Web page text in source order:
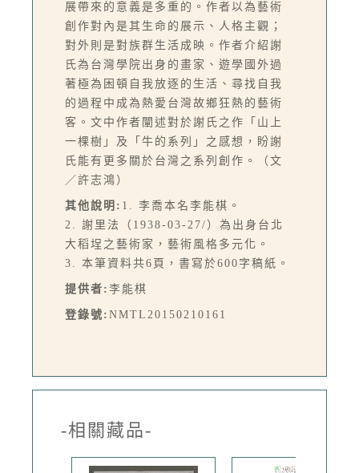
展帶來的意義是多重的。作者以為藝術
創作對內是其生命的展示、人格主觀；
對外則是對族群生活成映。作者介紹謝
氏為台灣學院出身的畫家、遊學國外過
著極為困頓自我放逐的生活、尋找自我
的過程中成為熱愛台灣故鄉狂熱的藝術
客。文中作者闡述對於謝氏之作「山上
一棵樹」及「牛的系列」之感想，盼謝
氏能有更多關於台灣之系列創作。（文
／許志鴻）
其他說明: 1. 李喬本名李能棋。
2. 謝里法（1938-03-27/）為出身台北
大稻埕之藝術家，藝術風格多元化。
3. 本筆資料共6頁，書寫於600字稿紙。
提供者: 李能棋
登錄號: NMTL20150210161
-相關藏品-